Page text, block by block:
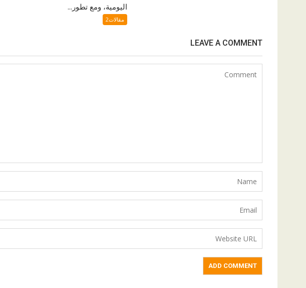
اليومية، ومع تطور...
مقالات2
LEAVE A COMMENT